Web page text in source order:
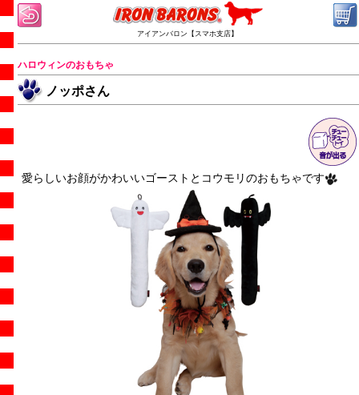
アイアンバロン【スマホ支店】
ハロウィンのおもちゃ
ノッポさん
愛らしいお顔がかわいいゴーストとコウモリのおもちゃです